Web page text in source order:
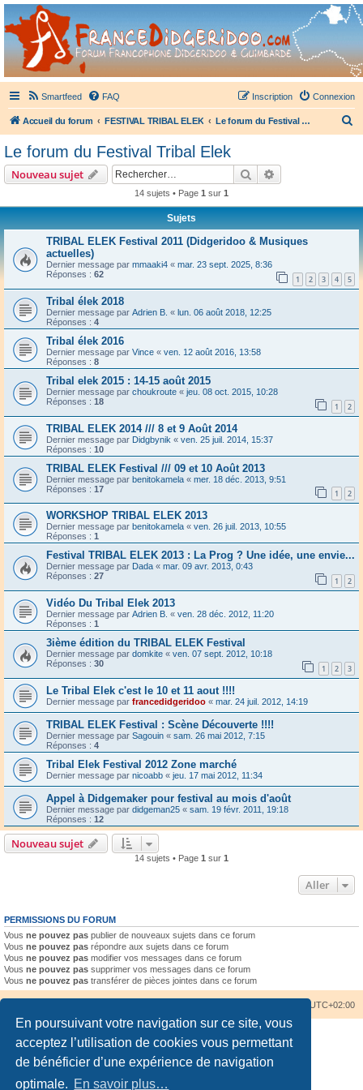
En poursuivant votre navigation sur ce site, vous
acceptez l’utilisation de cookies vous permettant
de bénéficier d’une expérience de navigation
optimale. En savoir plus…
France Didgeridoo
Didgeridoo et Guimbarde sur France Didgeridoo - retrouvez la communauté.
Smartfeed FAQ Connexion
Inscription
Accueil du forum FESTIVAL TRIBAL ELEK Le forum du Festival Tribal Elek
e
Le forum du Festival Tribal Elek
Nouveau sujet Rechercher
14 sujets • Page 1 sur 1
Sujets
TRIBAL ELEK Festival 2011 (Didgeridoo & Musiques
actuelles)
Dernier message par mmaaki4 « mar. 23 sept. 2025, 8:36
Réponses : 62 1 2 3 4 5
Tribal élek 2018
Dernier message par Adrien B. « lun. 06 août 2018, 12:25
Réponses : 4
Tribal élek 2016
Dernier message par Vince « ven. 12 août 2016, 13:58
Réponses : 8
Tribal elek 2015 : 14-15 août 2015
Dernier message par choukroute « jeu. 08 oct. 2015, 10:28
Réponses : 18 1 2
TRIBAL ELEK 2014 /// 8 et 9 Août 2014
Dernier message par Didgbynik « ven. 25 juil. 2014, 15:37
Réponses : 10
TRIBAL ELEK Festival /// 09 et 10 Août 2013
Dernier message par benitokamela « mer. 18 déc. 2013, 9:51
Réponses : 17 1 2
WORKSHOP TRIBAL ELEK 2013
Dernier message par benitokamela « ven. 26 juil. 2013, 10:55
Réponses : 1
Festival TRIBAL ELEK 2013 : La Prog ? Une idée, une envie...
Dernier message par Dada « mar. 09 avr. 2013, 0:43
Réponses : 27 1 2
Vidéo Du Tribal Elek 2013
Dernier message par Adrien B. « ven. 28 déc. 2012, 11:20
Réponses : 1
3ième édition du TRIBAL ELEK Festival
Dernier message par domkite « ven. 07 sept. 2012, 10:18
Réponses : 30 1 2 3
Le Tribal Elek c'est le 10 et 11 aout !!!!
Dernier message par francedidgeridoo « mar. 24 juil. 2012, 14:19
TRIBAL ELEK Festival : Scène Découverte !!!!
Dernier message par Sagouin « sam. 26 mai 2012, 7:15
Réponses : 4
Tribal Elek Festival 2012 Zone marché
Dernier message par nicoabb « jeu. 17 mai 2012, 11:34
Appel à Didgemaker pour festival au mois d'août
Dernier message par didgeman25 « sam. 19 févr. 2011, 19:18
Réponses : 12
Nouveau sujet
14 sujets • Page 1 sur 1
Aller
PERMISSIONS DU FORUM
Vous ne pouvez pas publier de nouveaux sujets dans ce forum
Vous ne pouvez pas répondre aux sujets dans ce forum
Vous ne pouvez pas modifier vos messages dans ce forum
Vous ne pouvez pas supprimer vos messages dans ce forum
Vous ne pouvez pas transférer de pièces jointes dans ce forum
UTC+02:00